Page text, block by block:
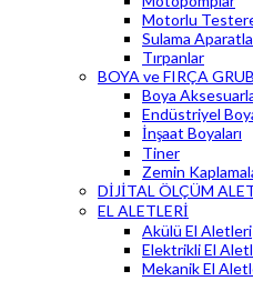
Motorlu
Sulama
Tırpanlar
BOYA ve FIRÇA
Boya
Endüstriyel
İnşaat Boyaları
Tiner
Zemin
DİJİTAL ÖLÇÜM
EL ALETLERİ
Akülü El Aletleri
Elektrikli El
Mekanik El